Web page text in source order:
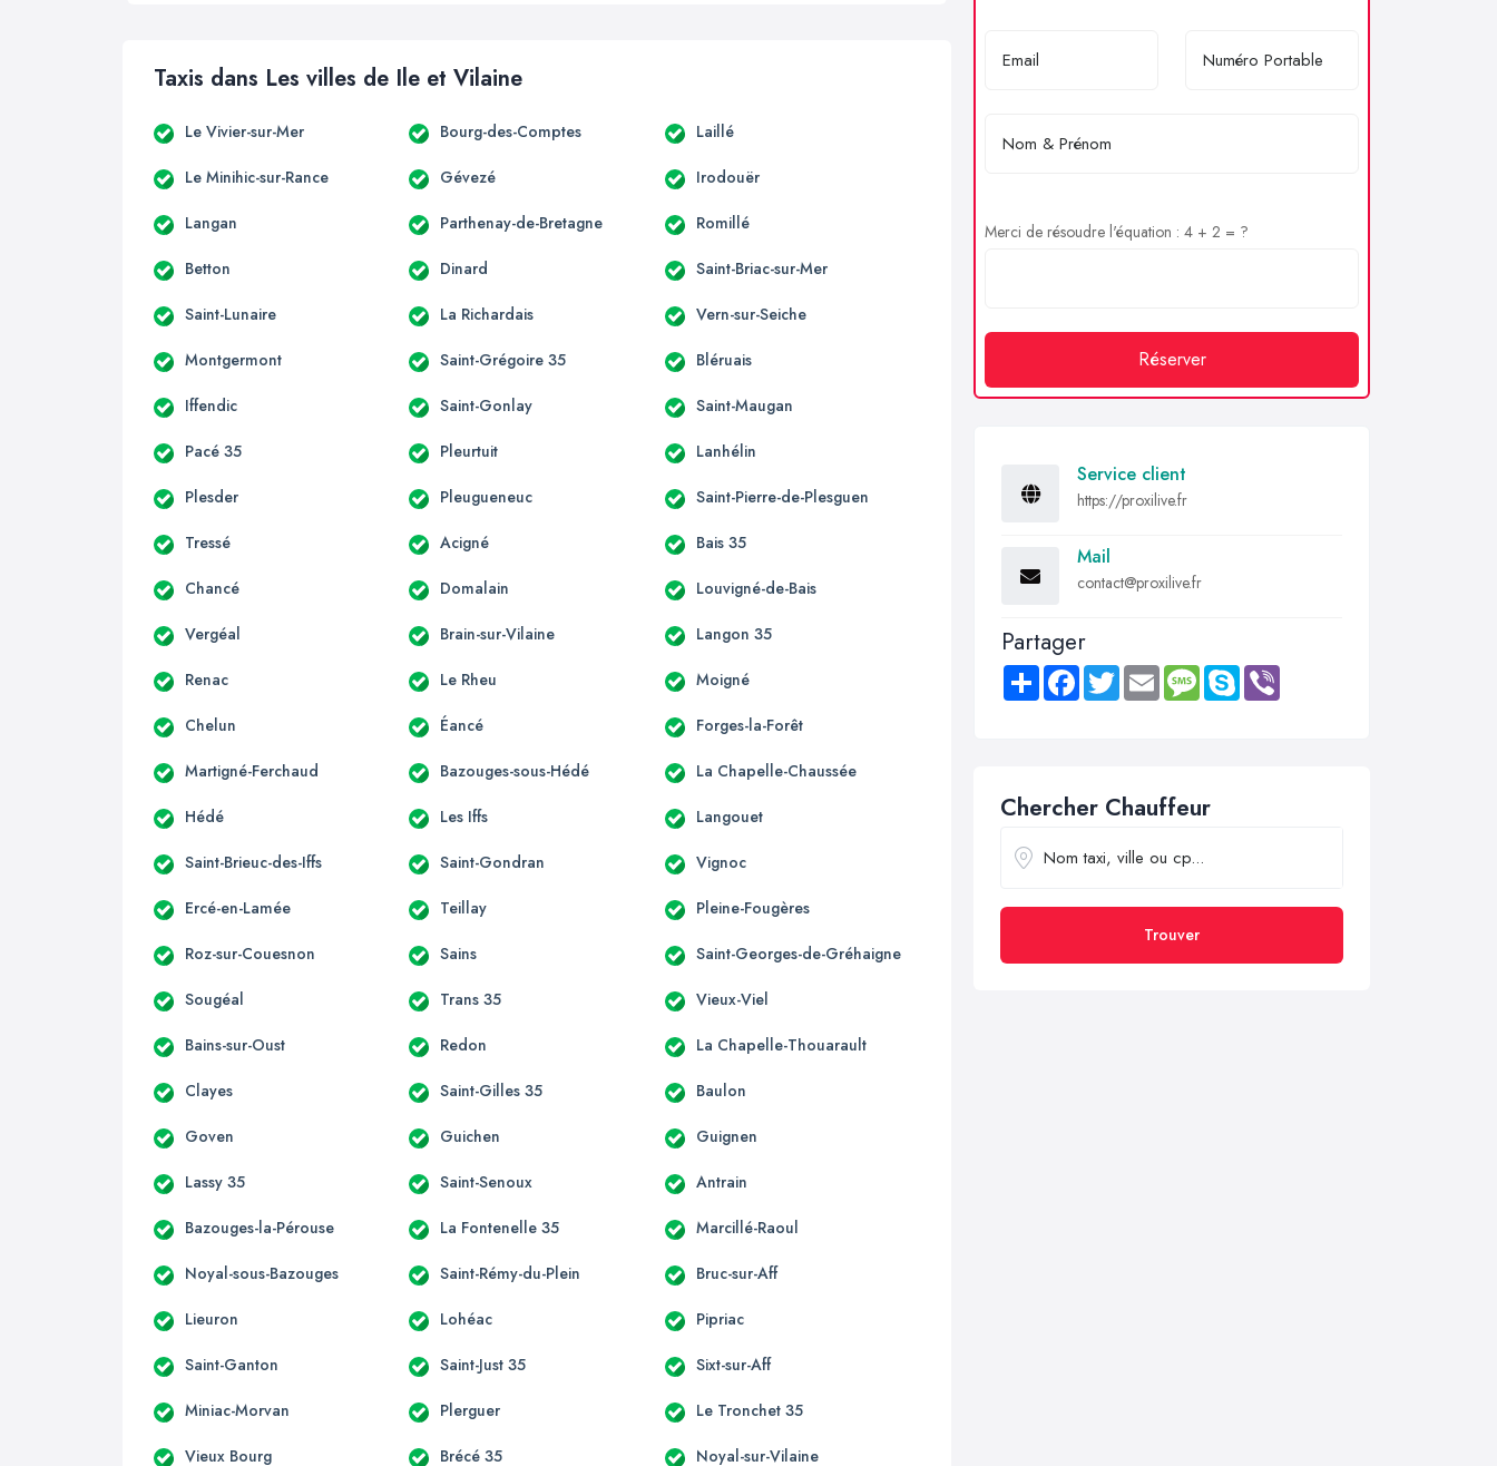
Taxis dans Les villes de Ile et Vilaine
Le Vivier-sur-Mer Bourg-des-Comptes Laillé
Le Minihic-sur-Rance Gévezé Irodouër
Langan Parthenay-de-Bretagne Romillé
Betton Dinard Saint-Briac-sur-Mer
Saint-Lunaire La Richardais Vern-sur-Seiche
Montgermont Saint-Grégoire 35 Bléruais
Iffendic Saint-Gonlay Saint-Maugan
Pacé 35 Pleurtuit Lanhélin
Plesder Pleugueneuc Saint-Pierre-de-Plesguen
Tressé Acigné Bais 35
Chancé Domalain Louvigné-de-Bais
Vergéal Brain-sur-Vilaine Langon 35
Renac Le Rheu Moigné
Chelun Éancé Forges-la-Forêt
Martigné-Ferchaud Bazouges-sous-Hédé La Chapelle-Chaussée
Hédé Les Iffs Langouet
Saint-Brieuc-des-Iffs Saint-Gondran Vignoc
Ercé-en-Lamée Teillay Pleine-Fougères
Roz-sur-Couesnon Sains Saint-Georges-de-Gréhaigne
Sougéal Trans 35 Vieux-Viel
Bains-sur-Oust Redon La Chapelle-Thouarault
Clayes Saint-Gilles 35 Baulon
Goven Guichen Guignen
Lassy 35 Saint-Senoux Antrain
Bazouges-la-Pérouse La Fontenelle 35 Marcillé-Raoul
Noyal-sous-Bazouges Saint-Rémy-du-Plein Bruc-sur-Aff
Lieuron Lohéac Pipriac
Saint-Ganton Saint-Just 35 Sixt-sur-Aff
Miniac-Morvan Plerguer Le Tronchet 35
Vieux Bourg Brécé 35 Noyal-sur-Vilaine
Merci de résoudre l'équation : 4 + 2 = ?
Réserver
Service client
https://proxilive.fr
Mail
contact@proxilive.fr
Partager
Share FacebookTwitter Email MessageSkype
Chercher Chauffeur
Trouver